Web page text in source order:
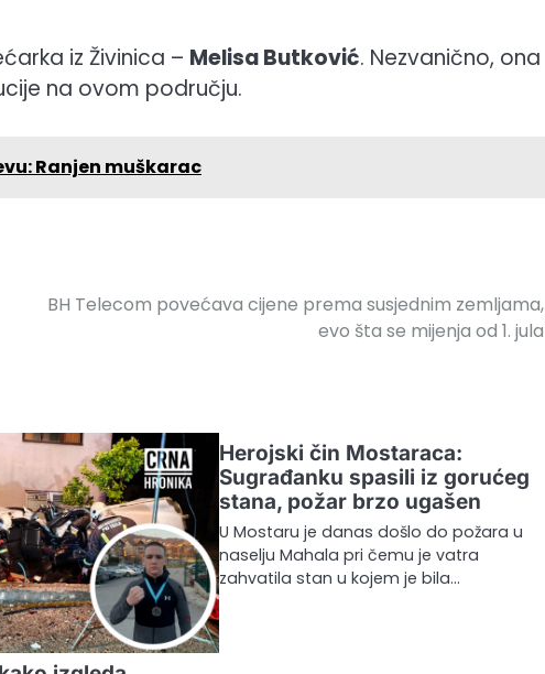
iz Živinica – Melisa Butković. Nezvanično, ona
na ovom području.
Ranjen muškarac
BH Telecom povećava cijene prema susjednim zemljama,
evo šta se mijenja od 1. jula
Herojski čin Mostaraca:
Sugrađanku spasili iz gorućeg
stana, požar brzo ugašen
U Mostaru je danas došlo do požara u
naselju Mahala pri čemu je vatra
zahvatila stan u kojem je bila…